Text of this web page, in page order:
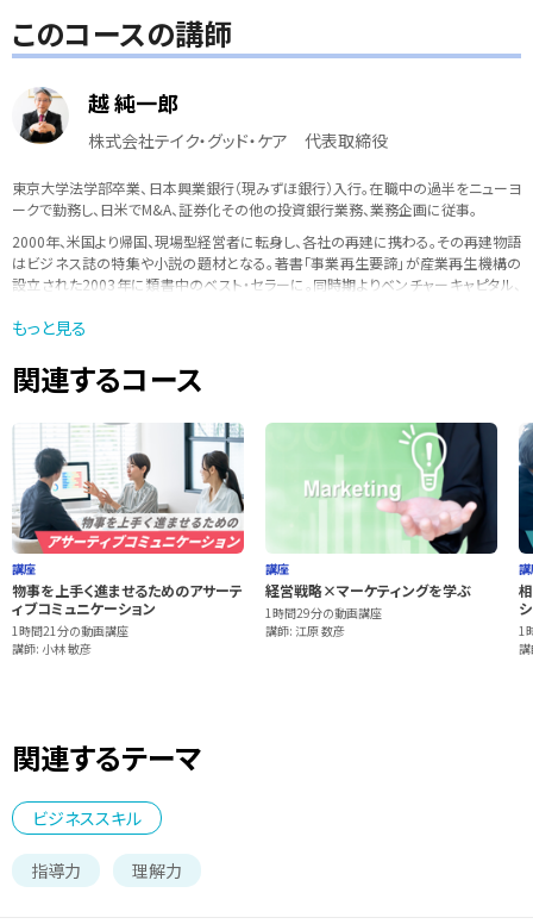
このコースの講師
越 純一郎
株式会社テイク・グッド・ケア 代表取締役
東京大学法学部卒業、日本興業銀行（現みずほ銀行）入行。在職中の過半をニューヨ
ークで勤務し、日米でM&A、証券化その他の投資銀行業務、業務企画に従事。
2000年、米国より帰国、現場型経営者に転身し、各社の再建に携わる｡その再建物語
はビジネス誌の特集や小説の題材となる。著書「事業再生要諦」が産業再生機構の
設立された2003年に類書中のベスト・セラーに。同時期よりベンチャーキャピタル、
業の顧問・役員を歴任。
もっと見る
関連するコース
講座
物事を上手く進ませるためのアサーテ
ィブコミュニケーション
1時間21分の動画講座
講師: 小林 敏彦
講座
経営戦略×マーケティングを学ぶ
1時間29分の動画講座
講師: 江原 数彦
1
講
関連するテーマ
ビジネススキル
指導力 理解力